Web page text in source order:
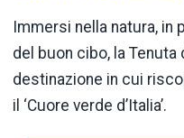
Immersi nella natura, in
del buon cibo, la Tenuta
destinazione in cui
il ‘Cuore verde d’Italia’.